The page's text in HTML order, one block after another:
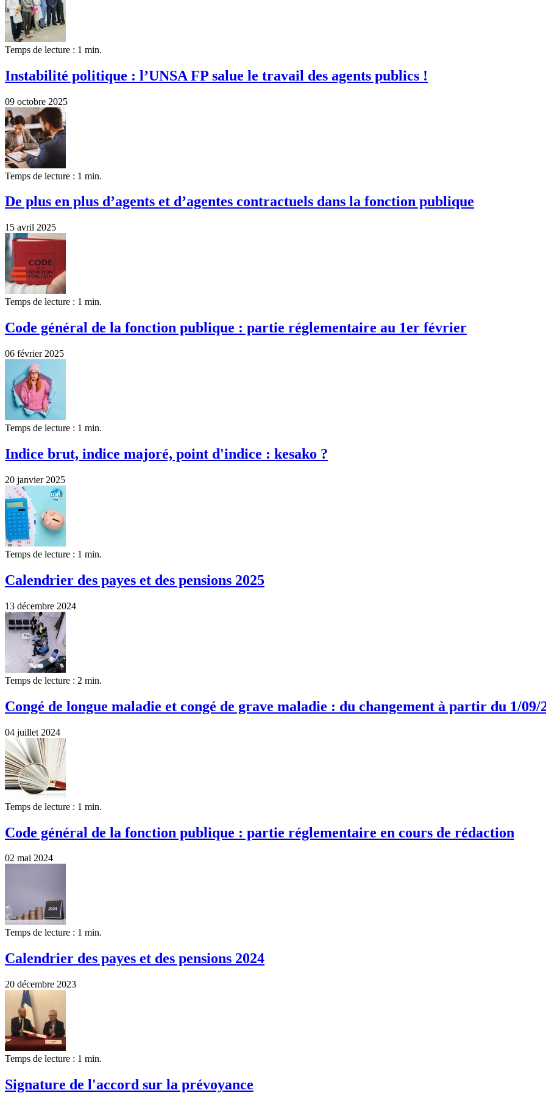
Temps de lecture : 1 min.
Instabilité politique : l’UNSA FP salue le travail des agents publics !
09 octobre 2025
Temps de lecture : 1 min.
De plus en plus d’agents et d’agentes contractuels dans la fonction publique
15 avril 2025
Temps de lecture : 1 min.
Code général de la fonction publique : partie réglementaire au 1er février
06 février 2025
Temps de lecture : 1 min.
Indice brut, indice majoré, point d'indice : kesako ?
20 janvier 2025
Temps de lecture : 1 min.
Calendrier des payes et des pensions 2025
13 décembre 2024
Temps de lecture : 2 min.
Congé de longue maladie et congé de grave maladie : du changement à partir du 1/09/
04 juillet 2024
Temps de lecture : 1 min.
Code général de la fonction publique : partie réglementaire en cours de rédaction
02 mai 2024
Temps de lecture : 1 min.
Calendrier des payes et des pensions 2024
20 décembre 2023
Temps de lecture : 1 min.
Signature de l'accord sur la prévoyance